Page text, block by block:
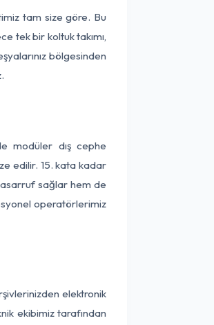
tam size göre. Bu
tek bir koltuk takımı,
bölgesinden
modüler dış cephe
edilir. 15. kata kadar
sağlar hem de
operatörlerimiz
elektronik
ekibimiz tarafından